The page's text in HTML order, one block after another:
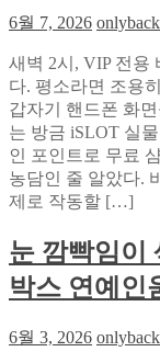
6월 7, 2026
새벽 2시, VIP 전용
다. 평소라면 조용
갑자기 핸드폰 화
는 방금 iSLOT 실
인 포인트로 무료
농담인 줄 알았다.
제로 작동할 […]
눈 깜빡임이
박스 연예인
6월 3, 2026